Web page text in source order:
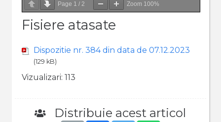
Page 1 / 2 Zoom 100%
Fisiere atasate
Dispozitie nr. 384 din data de 07.12.2023
(129 kB)
Vizualizari: 113
Distribuie acest articol